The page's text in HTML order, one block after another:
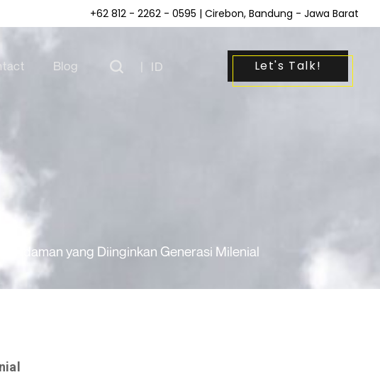
+62 812 - 2262 - 0595 | Cirebon, Bandung - Jawa Barat
Blog ID Let's Talk!
Idaman yang Diinginkan Generasi Milenial